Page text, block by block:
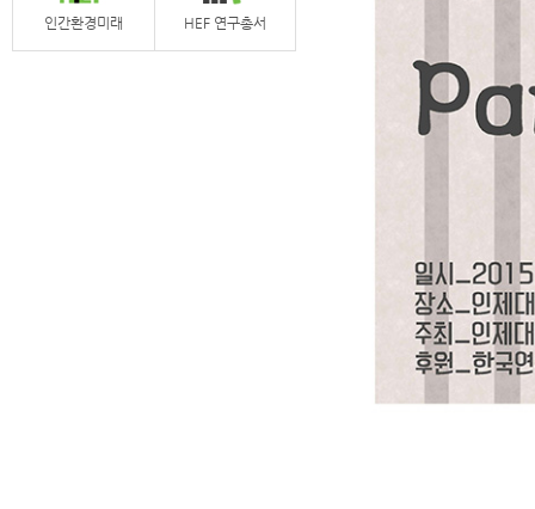
인간환경미래 HEF 연구총서